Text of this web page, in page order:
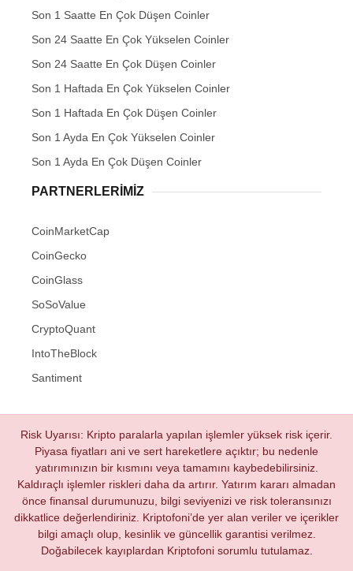
Son 1 Saatte En Çok Düşen Coinler
Son 24 Saatte En Çok Yükselen Coinler
Son 24 Saatte En Çok Düşen Coinler
Son 1 Haftada En Çok Yükselen Coinler
Son 1 Haftada En Çok Düşen Coinler
Son 1 Ayda En Çok Yükselen Coinler
Son 1 Ayda En Çok Düşen Coinler
PARTNERLERIMIZ
CoinMarketCap
CoinGecko
CoinGlass
SoSoValue
CryptoQuant
IntoTheBlock
Santiment
Risk Uyarısı: Kripto paralarla yapılan işlemler yüksek risk içerir.
Piyasa fiyatları ani ve sert hareketlere açıktır; bu nedenle
yatırımınızın bir kısmını veya tamamını kaybedebilirsiniz.
Kaldıraçlı işlemler riskleri daha da artırır. Yatırım kararı almadan
önce finansal durumunuzu, bilgi seviyenizi ve risk toleransınızı
dikkatlice değerlendiriniz. Kriptofoni’de yer alan veriler ve içerikler
bilgi amaçlı olup, kesinlik ve güncellik garantisi verilmez.
Doğabilecek kayıplardan Kriptofoni sorumlu tutulamaz.